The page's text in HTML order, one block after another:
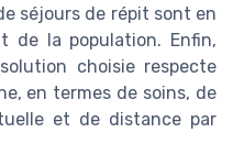
séjours de répit sont en
de la population. Enfin,
choisie respecte
en termes de soins, de
et de distance par